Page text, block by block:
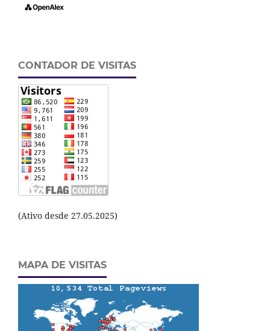
CONTADOR DE VISITAS
(Ativo desde 27.05.2025)
MAPA DE VISITAS